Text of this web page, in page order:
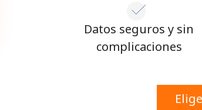
Datos seguros y sin
complicaciones